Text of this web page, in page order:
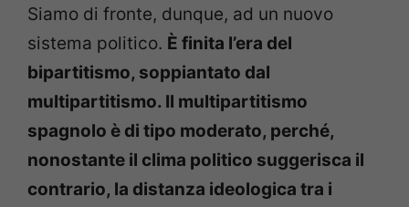
Siamo di fronte, dunque, ad un nuovo
sistema politico. È finita l’era del
bipartitismo, soppiantato dal
multipartitismo. Il multipartitismo
spagnolo è di tipo moderato, perché,
nonostante il clima politico suggerisca il
contrario, la distanza ideologica tra i